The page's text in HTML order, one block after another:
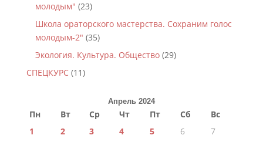
молодым" (23)
Школа ораторского мастерства. Сохраним голос
молодым-2" (35)
Экология. Культура. Общество(29)
СПЕЦКУРС(11)
Апрель 2024
Пн Вт Ср Чт Пт Сб
Вс
1
2 3 4 5 6
7